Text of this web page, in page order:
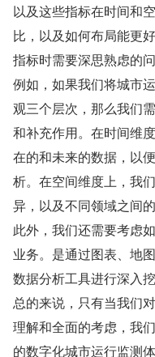
以及这些指标在时间和
比，以及如何布局能更
指标时需要深思熟虑的问
例如，如果我们将城市
观三个层次，那么我们
和补充作用。在时间维
在的和未来的数据，以
析。在空间维度上，我
异，以及不同领域之间的
此外，我们还需要考虑
业务。是通过图表、地
数据分析工具进行深入
总的来说，只有当我们
理解和全面的考虑，我
的数字化城市运行监测